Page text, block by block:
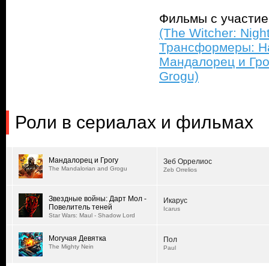
Фильмы с
(The Witcher:
Трансформеры:
Мандалорец и
Grogu)
Роли в сериалах и фильмах
Мандалорец и Грогу
The Mandalorian and Grogu
Зеб Оррелиос
Zeb Orrelios
Звездные войны: Дарт Мол -
Повелитель теней
Star Wars: Maul - Shadow Lord
Икарус
Icarus
Могучая Девятка
The Mighty Nein
Пол
Paul